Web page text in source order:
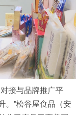
接与品牌推广平
。”松谷屋食品（安